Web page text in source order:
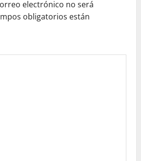
electrónico no será
obligatorios están